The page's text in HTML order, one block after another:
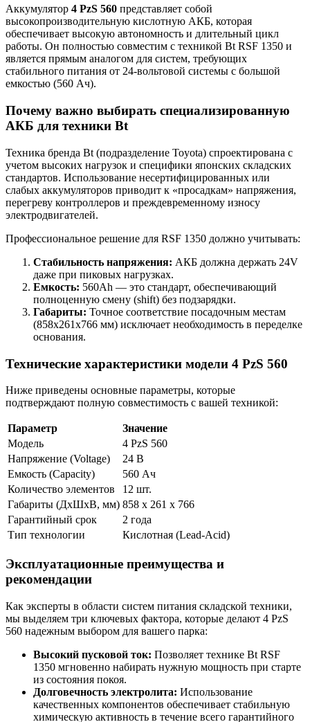
Аккумулятор 4 PzS 560 представляет собой
высокопроизводительную кислотную АКБ, которая
обеспечивает высокую автономность и длительный цикл
работы. Он полностью совместим с техникой Bt RSF 1350 и
является прямым аналогом для систем, требующих
стабильного питания от 24-вольтовой системы с большой
емкостью (560 Ач).
Почему важно выбирать специализированную
АКБ для техники Bt
Техника бренда Bt (подразделение Toyota) спроектирована с
учетом высоких нагрузок и специфики японских складских
стандартов. Использование несертифицированных или
слабых аккумуляторов приводит к «просадкам» напряжения,
перегреву контроллеров и преждевременному износу
электродвигателей.
Профессиональное решение для RSF 1350 должно учитывать:
Стабильность напряжения: АКБ должна держать 24V
даже при пиковых нагрузках.
Емкость: 560Ah — это стандарт, обеспечивающий
полноценную смену (shift) без подзарядки.
Габариты: Точное соответствие посадочным местам
(858x261x766 мм) исключает необходимость в переделке
основания.
Технические характеристики модели 4 PzS 560
Ниже приведены основные параметры, которые
подтверждают полную совместимость с вашей техникой:
Параметр
Значение
Модель
4 PzS 560
Напряжение (Voltage)
24 В
Емкость (Capacity)
560 Ач
Количество элементов
12 шт.
Габариты (ДхШхВ, мм) 858 х 261 х 766
Гарантийный срок
2 года
Тип технологии
Кислотная (Lead-Acid)
Эксплуатационные преимущества и
рекомендации
Как эксперты в области систем питания складской техники,
мы выделяем три ключевых фактора, которые делают 4 PzS
560 надежным выбором для вашего парка:
Высокий пусковой ток: Позволяет технике Bt RSF
1350 мгновенно набирать нужную мощность при старте
из состояния покоя.
Долговечность электролита: Использование
качественных компонентов обеспечивает стабильную
химическую активность в течение всего гарантийного